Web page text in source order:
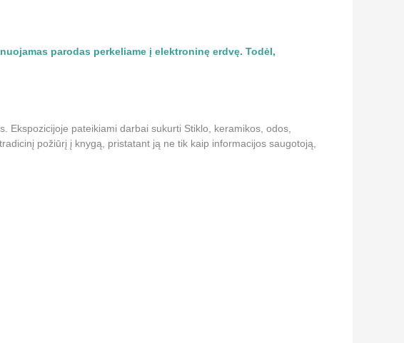
parodas perkeliame į elektroninę erdvę. Todėl,
Ekspozicijoje pateikiami darbai sukurti Stiklo, keramikos, odos,
požiūrį į knygą, pristatant ją ne tik kaip informacijos saugotoją,